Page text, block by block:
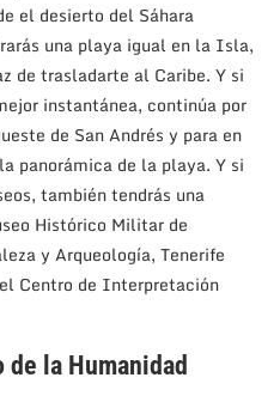
el desierto del Sáhara
una playa igual en la Isla,
de trasladarte al Caribe. Y si
instantánea, continúa por
de San Andrés y para en
panorámica de la playa. Y si
también tendrás una
Histórico Militar de
y Arqueología, Tenerife
Centro de Interpretación
la Humanidad